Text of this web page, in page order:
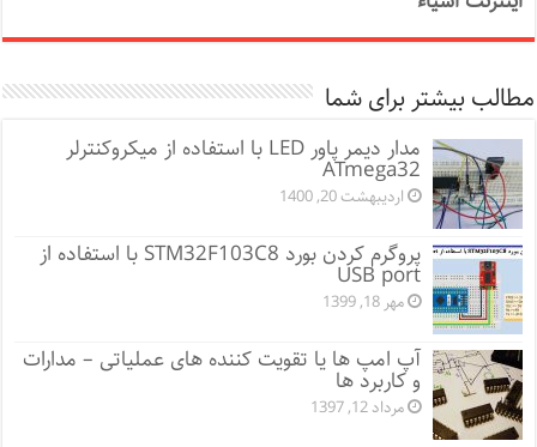
مطالب بیشتر برای شما
مدار دیمر پاور LED با استفاده از میکروکنترلر
ATmega32
اردیبهشت 20, 1400
پروگرم کردن بورد STM32F103C8 با استفاده از
USB port
مهر 18, 1399
آپ امپ ها یا تقویت کننده های عملیاتی – مدارات
و کاربرد ها
مرداد 12, 1397